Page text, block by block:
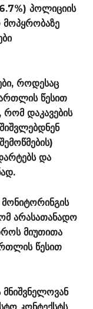
პოლიციის
როდესაც
წესით
რომ დაკავების
და
არასათანადო
მიუთითა
წესით